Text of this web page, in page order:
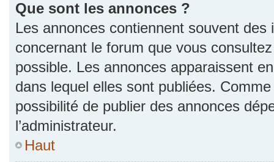
Que sont les annonces ?
Les annonces contiennent souvent
concernant le forum que vous
possible. Les annonces apparaissent
dans lequel elles sont publiées.
possibilité de publier des annonces
l’administrateur.
Haut